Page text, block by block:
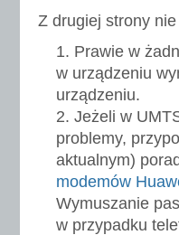
Z drugiej strony
Prawie w
w urządzeniu
urządzeniu.
Jeżeli w
problemy,
aktualnym)
modemów
Wymuszanie
w przypadku